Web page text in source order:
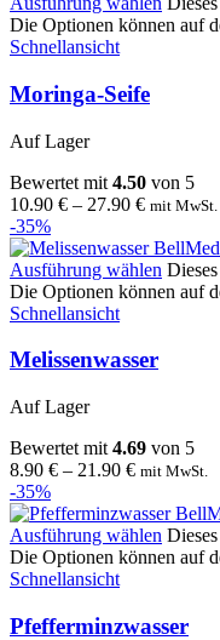
Die Optionen können auf
Schnellansicht
Moringa-Seife
Auf Lager
Bewertet mit 4.50 von 5
10.90 € – 27.90 € mit MwSt.
-35%
Ausführung wählen
Die Optionen können auf
Schnellansicht
Melissenwasser
Auf Lager
Bewertet mit 4.69 von 5
8.90 € – 21.90 € mit MwSt.
-35%
Ausführung wählen
Die Optionen können auf
Schnellansicht
Pfefferminzwasser